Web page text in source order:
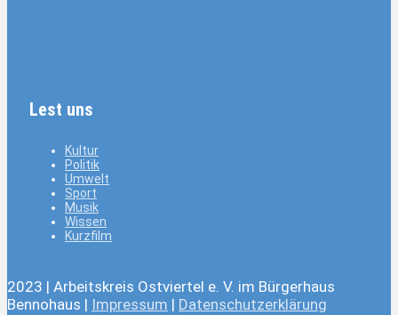
Lest uns
Kultur
Politik
Umwelt
Sport
Musik
Wissen
Kurzfilm
2023 | Arbeitskreis Ostviertel e. V. im Bürgerhaus
Bennohaus | Impressum | Datenschutzerklärung